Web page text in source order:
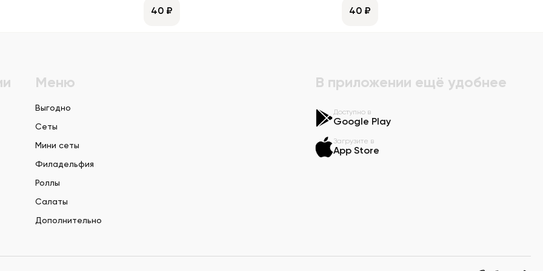
40 ₽ 40 ₽
Меню
Выгодно
Сеты
Мини сеты
Филадельфия
Роллы
Салаты
Дополнительно
В приложении ещё удобнее
Доступно в
Google Play
Загрузите в
App Store